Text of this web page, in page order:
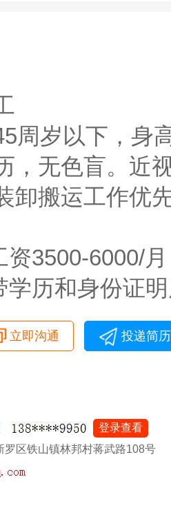
周岁以下，身
，无色盲。近
卸搬运工作优
资3500-6000/
学历和身份证
立即沟通 投递简历
登录查看
区铁山镇林邦村蒋武路108号